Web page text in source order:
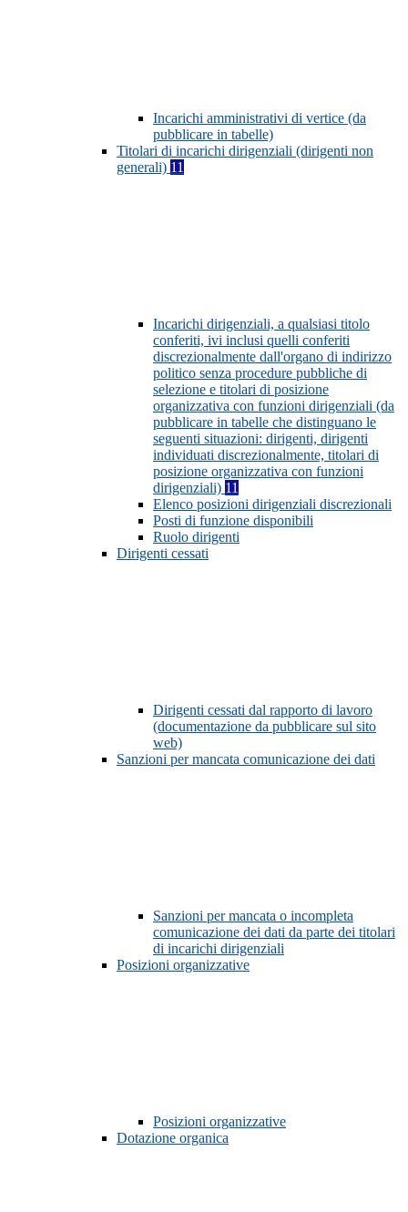
Incarichi amministrativi di vertice (da
pubblicare in tabelle)
Titolari di incarichi dirigenziali (dirigenti non
generali) 11
Incarichi dirigenziali, a qualsiasi titolo
conferiti, ivi inclusi quelli conferiti
discrezionalmente dall'organo di indirizzo
politico senza procedure pubbliche di
selezione e titolari di posizione
organizzativa con funzioni dirigenziali (da
pubblicare in tabelle che distinguano le
seguenti situazioni: dirigenti, dirigenti
individuati discrezionalmente, titolari di
posizione organizzativa con funzioni
dirigenziali) 11
Elenco posizioni dirigenziali discrezionali
Posti di funzione disponibili
Ruolo dirigenti
Dirigenti cessati
Dirigenti cessati dal rapporto di lavoro
(documentazione da pubblicare sul sito
web)
Sanzioni per mancata comunicazione dei dati
Sanzioni per mancata o incompleta
comunicazione dei dati da parte dei titolari
di incarichi dirigenziali
Posizioni organizzative
Posizioni organizzative
Dotazione organica